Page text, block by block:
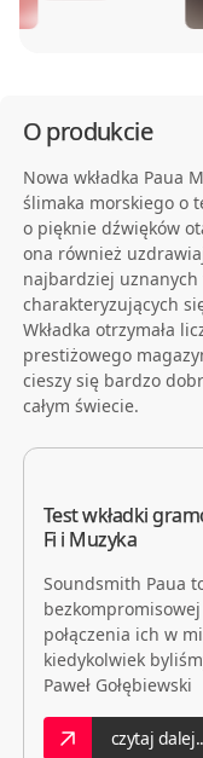
O produkcie
Nowa wkładka Paua
ślimaka morskiego o
o pięknie dźwięków
ona również
najbardziej uznanych
charakteryzujących
Wkładka otrzymała
prestiżowego
cieszy się bardzo
całym świecie.
Test wkładki
Fi i Muzyka
Soundsmith Paua
połączenia ich w
kiedykolwiek
Paweł Gołębiewski
czytaj